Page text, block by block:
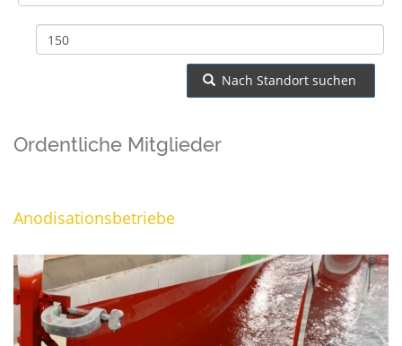
Nach Standort suchen
Ordentliche Mitglieder
Anodisationsbetriebe